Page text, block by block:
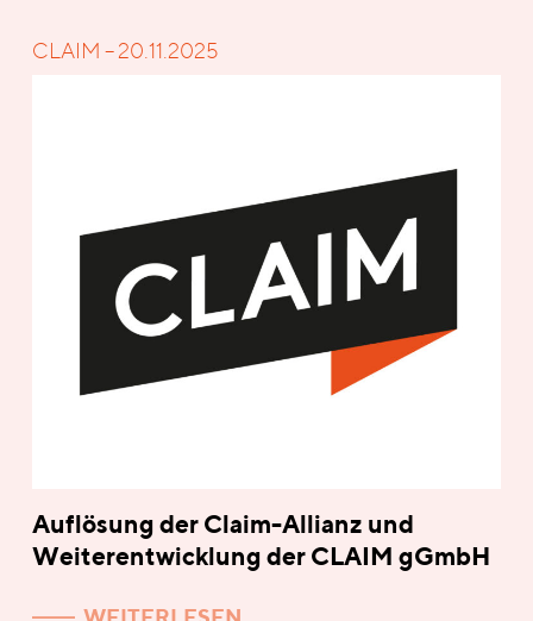
CLAIM – 20.11.2025
Auflösung der Claim-Allianz und
Weiterentwicklung der CLAIM gGmbH